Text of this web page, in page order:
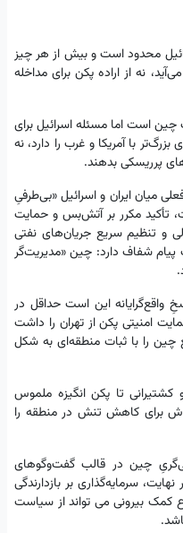
محدود است و بیش از هر چیز
نه از اراده پکن برای مداخله
چین است اما مسئله اسرائیل برای
با آمریکا و غرب را دارد، نه
پرریسکی بدهند.
میان ایران و اسرائیل «بی‌طرفیِ
تأکید مکرر بر آتش‌بس و حمایت
و تنظیم سریع جریان‌های نفتی
شفاف دارد: چین «مدیریت‌گر
واقع‌گرایانه این است حداقل در
امنیتی پکن از تهران را داشت
چین را با ثبات منطقه‌ای به شکل
تا پکن انگیزه ملموس
برای کاهش تنش در منطقه را
چین در قالب گفت‌وگوهای
سرمایه‌گذاری بر بازدارندگی
کمک بیرونی می تواند از سیاست